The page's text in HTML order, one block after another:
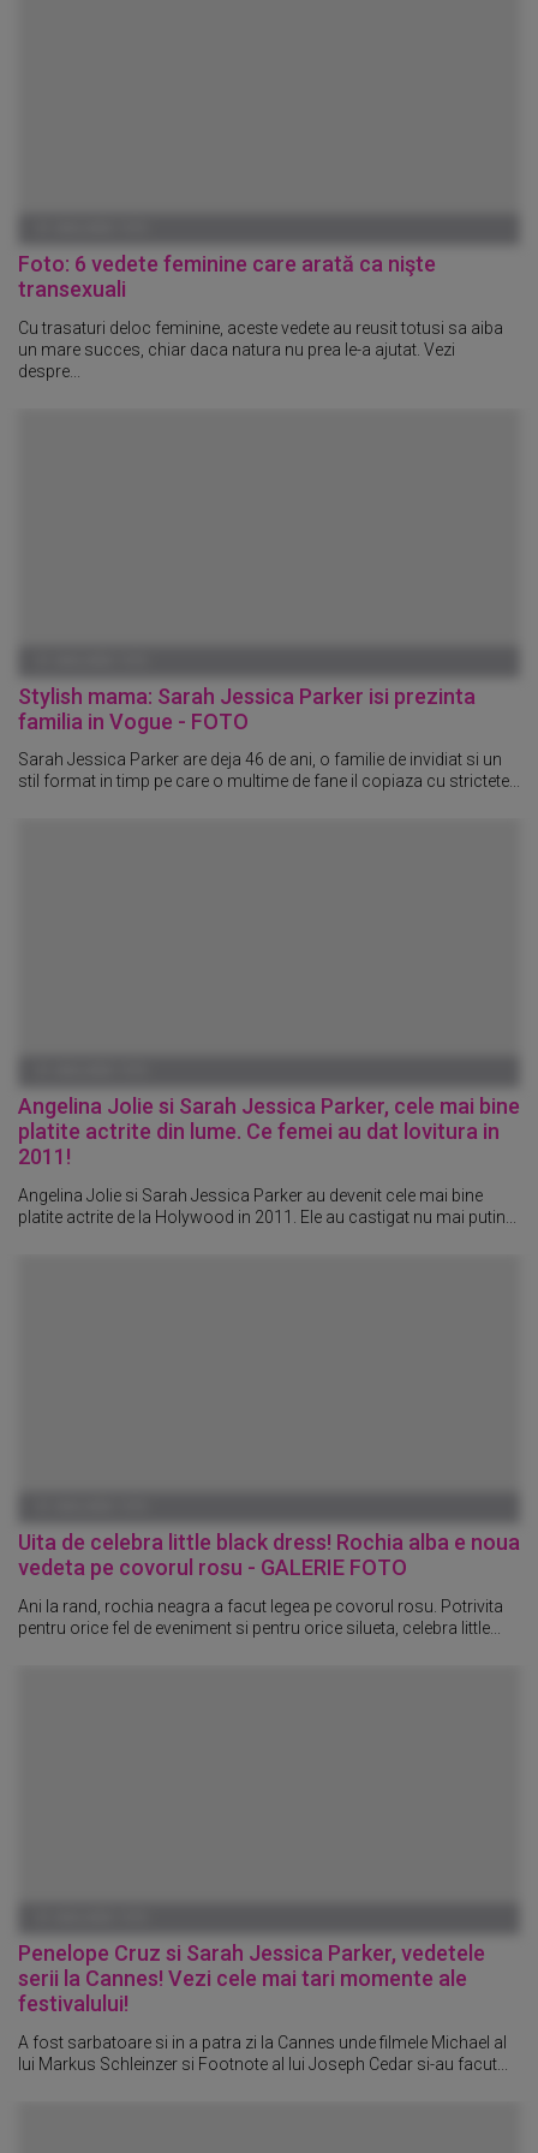
Foto: 6 vedete feminine care arată ca nişte
transexuali
Cu trasaturi deloc feminine, aceste vedete au reusit totusi sa aiba
un mare succes, chiar daca natura nu prea le-a ajutat. Vezi
despre...
Stylish mama: Sarah Jessica Parker isi prezinta
familia in Vogue - FOTO
Sarah Jessica Parker are deja 46 de ani, o familie de invidiat si un
stil format in timp pe care o multime de fane il copiaza cu strictete...
Angelina Jolie si Sarah Jessica Parker, cele mai bine
platite actrite din lume. Ce femei au dat lovitura in
2011!
Angelina Jolie si Sarah Jessica Parker au devenit cele mai bine
platite actrite de la Holywood in 2011. Ele au castigat nu mai putin...
Uita de celebra little black dress! Rochia alba e noua
vedeta pe covorul rosu - GALERIE FOTO
Ani la rand, rochia neagra a facut legea pe covorul rosu. Potrivita
pentru orice fel de eveniment si pentru orice silueta, celebra little...
Penelope Cruz si Sarah Jessica Parker, vedetele
serii la Cannes! Vezi cele mai tari momente ale
festivalului!
A fost sarbatoare si in a patra zi la Cannes unde filmele Michael al
lui Markus Schleinzer si Footnote al lui Joseph Cedar si-au facut...